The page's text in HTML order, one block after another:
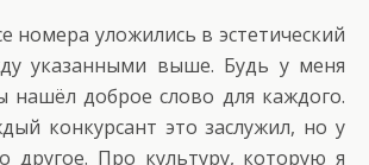
номера уложились в эстетический
указанными выше. Будь у меня
нашёл доброе слово для каждого.
конкурсант это заслужил, но у
другое. Про культуру, которую я